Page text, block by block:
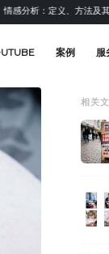
定义、方法及其在营销
案例 服
相关